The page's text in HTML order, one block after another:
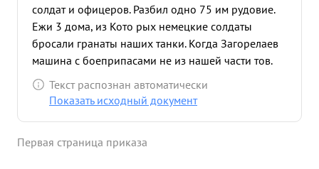
солдат и офицеров. Разбил одно 75 им рудовие.
Ежи 3 дома, из Кото рых немецкие солдаты
бросали гранаты наших танки. Когда Загорелаев
машина с боеприпасами не из нашей части тов.
Спитковский мобилизовал расчет, боеприпасы б
были спасены горевшая машина ротущена Тов.
показывает личный пример и мужество. ...»
Текст распознан автоматически
Показать исходный документ
Первая страница приказа